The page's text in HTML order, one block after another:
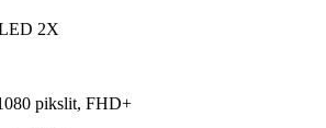
2X
pikslit, FHD+